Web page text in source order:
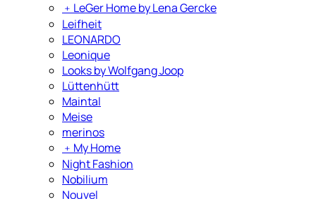
﹢ LeGer Home by Lena Gercke
Leifheit
LEONARDO
Leonique
Looks by Wolfgang Joop
Lüttenhütt
Maintal
Meise
merinos
﹢ My Home
Night Fashion
Nobilium
Nouvel